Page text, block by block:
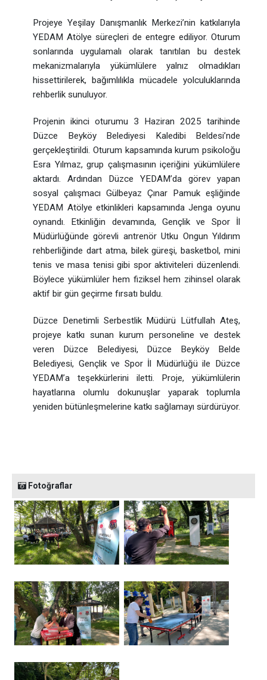
Projeye Yeşilay Danışmanlık Merkezi’nin katkılarıyla
YEDAM Atölye süreçleri de entegre ediliyor. Oturum
sonlarında uygulamalı olarak tanıtılan bu destek
mekanizmalarıyla yükümlülere yalnız olmadıkları
hissettirilerek, bağımlılıkla mücadele yolculuklarında
rehberlik sunuluyor.
Projenin ikinci oturumu 3 Haziran 2025 tarihinde
Düzce Beyköy Belediyesi Kaledibi Beldesi’nde
gerçekleştirildi. Oturum kapsamında kurum psikoloğu
Esra Yılmaz, grup çalışmasının içeriğini yükümlülere
aktardı. Ardından Düzce YEDAM’da görev yapan
sosyal çalışmacı Gülbeyaz Çınar Pamuk eşliğinde
YEDAM Atölye etkinlikleri kapsamında Jenga oyunu
oynandı. Etkinliğin devamında, Gençlik ve Spor İl
Müdürlüğünde görevli antrenör Utku Ongun Yıldırım
rehberliğinde dart atma, bilek güreşi, basketbol, mini
tenis ve masa tenisi gibi spor aktiviteleri düzenlendi.
Böylece yükümlüler hem fiziksel hem zihinsel olarak
aktif bir gün geçirme fırsatı buldu.
Düzce Denetimli Serbestlik Müdürü Lütfullah Ateş,
projeye katkı sunan kurum personeline ve destek
veren Düzce Belediyesi, Düzce Beyköy Belde
Belediyesi, Gençlik ve Spor İl Müdürlüğü ile Düzce
YEDAM’a teşekkürlerini iletti. Proje, yükümlülerin
hayatlarına olumlu dokunuşlar yaparak toplumla
yeniden bütünleşmelerine katkı sağlamayı sürdürüyor.
Fotoğraflar